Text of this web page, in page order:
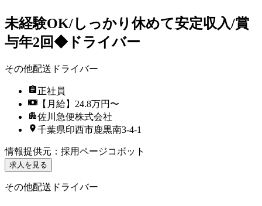
未経験OK/しっかり休めて安定収入/賞
与年2回◆ドライバー
その他配送ドライバー
正社員
【月給】24.8万円〜
佐川急便株式会社
千葉県印西市鹿黒南3-4-1
情報提供元 ： 採用ページコボット
求人を見る
その他配送ドライバー